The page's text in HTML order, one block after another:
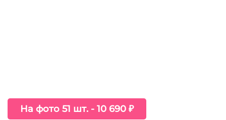
На фото 51 шт. - 10 690 ₽